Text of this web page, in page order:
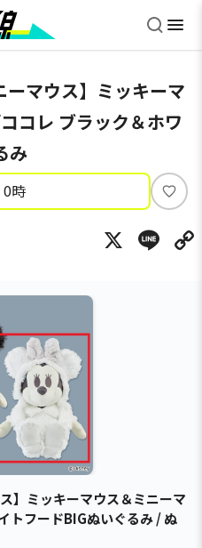
ーマウス】ミッキーマ
コレ ブラック＆ホワ
み
時
い
ね
X
】ミッキーマウス＆ミニーマ
トフードBIGぬいぐるみ / ぬ